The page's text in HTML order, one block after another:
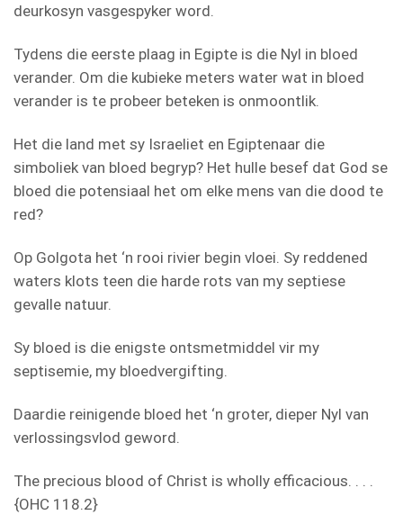
deurkosyn vasgespyker word.
Tydens die eerste plaag in Egipte is die Nyl in bloed
verander. Om die kubieke meters water wat in bloed
verander is te probeer beteken is onmoontlik.
Het die land met sy Israeliet en Egiptenaar die
simboliek van bloed begryp? Het hulle besef dat God se
bloed die potensiaal het om elke mens van die dood te
red?
Op Golgota het ‘n rooi rivier begin vloei. Sy reddened
waters klots teen die harde rots van my septiese
gevalle natuur.
Sy bloed is die enigste ontsmetmiddel vir my
septisemie, my bloedvergifting.
Daardie reinigende bloed het ‘n groter, dieper Nyl van
verlossingsvlod geword.
The precious blood of Christ is wholly efficacious. . . .
{OHC 118.2}